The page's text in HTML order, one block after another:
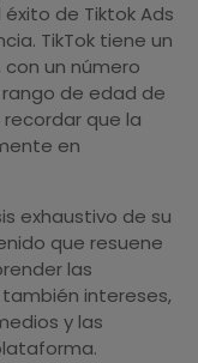
de Tiktok Ads
TikTok tiene un
un número
de edad de
recordar que la
en
exhaustivo de su
que resuene
las
intereses,
y las